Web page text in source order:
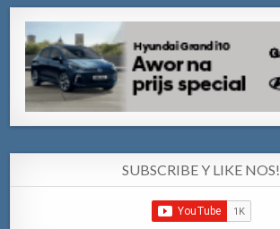
SUBSCRIBE Y LIKE NOS!